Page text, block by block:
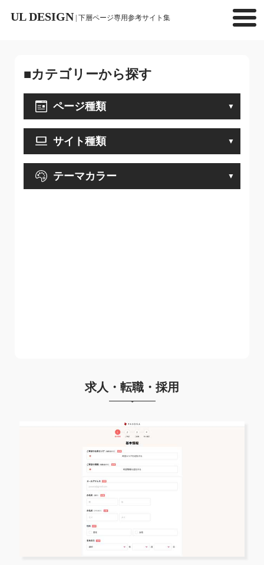
UL DESIGN | 下層ページ専用参考サイト集
■カテゴリーから探す
ページ種類
サイト種類
テーマカラー
求人・転職・採用